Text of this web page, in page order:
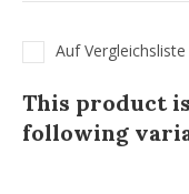
Auf
This product
following